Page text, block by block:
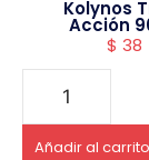
Kolynos
Acción
$ 38
Añadir al carrito